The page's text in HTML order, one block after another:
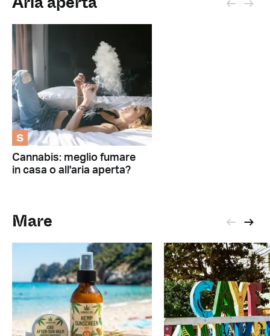
S
Cannabis: meglio fumare
in casa o all'aria aperta?
Mare